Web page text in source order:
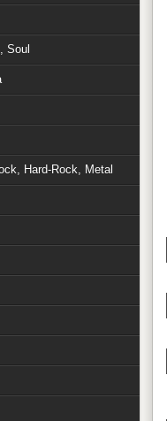
Soul
Hard-Rock, Metal